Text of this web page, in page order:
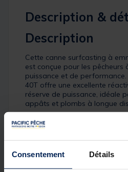
Consentement Détails
Description &
Description
Cette canne surfcasting à
est conçue pour les pêcheurs
puissance et de
40T offre une excellente
réserve de puissance, idéale
appâts et plombs à longue
Elle est équipée d’un
poignée ergonomique
confort et contrôle lors des
moulinet tubulaire FUJI DPS